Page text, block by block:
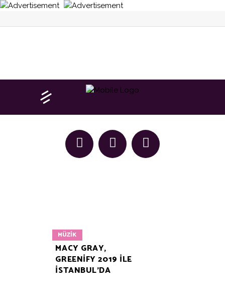
MÜZIK
MACY GRAY,
GREENIFY 2019 ILE
İSTANBUL’DA